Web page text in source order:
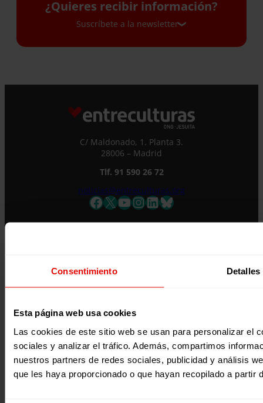
Consentimiento Detalles
Esta página web usa cookies
Las cookies de este sitio web se usan para personalizar el
sociales y analizar el tráfico. Además, compartimos
nuestros partners de redes sociales, publicidad y análisis
que les haya proporcionado o que hayan recopilado a
¿Quieres recibir información?
Suscríbete a la newsletter
y los correos puntuales en los que te
ofrecemos información, no dejes de completar
este formulario. Al instante, te daremos de
alta en nuestra base de datos y podrás estar
al tanto de todas las novedades.
Acepto laPolítica de Privacidad
Desde ENTRECULTURAS FE Y ALEGRÍA ESPAÑA
trataremos los datos aportados en calidad de
Suscribirme
C/ Maldonado, 1. Planta 3.
28006 – Madrid
Tlf. 91 590 26 72
noticias@entreculturas.org
Facebook
X YouTube
Instagram
LinkedIn
Bluesky
Voluntariado
Página web financiada por el Plan de Recuperación, Transformación y
Resiliencia de España «Next Generation EU»